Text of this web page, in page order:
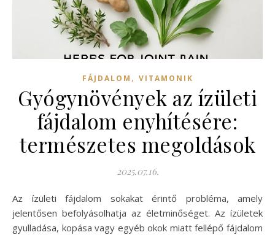
FÁJDALOM , VITAMONIK
Gyógynövények az ízületi
fájdalom enyhítésére:
természetes megoldások
2025.07.16.
Az ízületi fájdalom sokakat érintő probléma, amely
jelentősen befolyásolhatja az életminőséget. Az ízületek
gyulladása, kopása vagy egyéb okok miatt fellépő fájdalom